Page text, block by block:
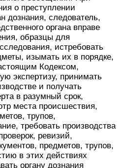
о преступлении
дознания, следователь,
органа вправе
образцы для
истребовать
изымать их в порядке,
Кодексом,
экспертизу, принимать
и получать
в разумный срок,
места происшествия,
трупов,
требовать производства
ревизий,
предметов, трупов,
в этих действиях
органу дознания